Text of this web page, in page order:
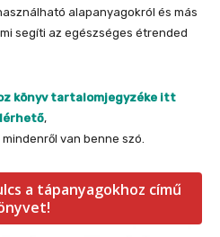
alapanyagokról és más
segíti az egészséges étrended
könyv tartalomjegyzéke itt
,
van benne szó.
a tápanyagokhoz című